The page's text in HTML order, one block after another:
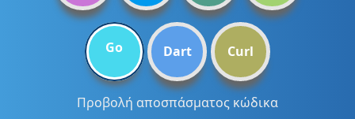
Go Dart Curl
Προβολή αποσπάσματος κώδικα